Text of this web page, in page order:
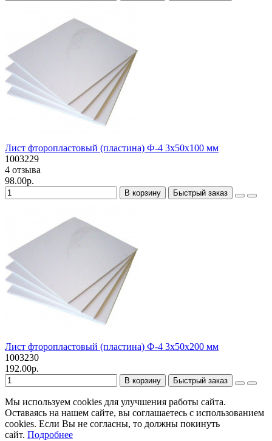
Лист фторопластовый (пластина) Ф-4 3х50х100 мм
1003229
4 отзыва
98.00р.
В корзину Быстрый заказ
Лист фторопластовый (пластина) Ф-4 3х50х200 мм
1003230
192.00р.
В корзину Быстрый заказ
Мы используем cookies для улучшения работы сайта.
Оставаясь на нашем сайте, вы соглашаетесь с использованием
cookies. Если Вы не согласны, то должны покинуть
сайт. Подробнее